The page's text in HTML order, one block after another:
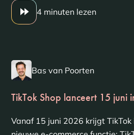
4 minuten lezen
Bas van Poorten
TikTok Shop lanceert 15 juni
Vanaf 15 juni 2026 krijgt TikTok